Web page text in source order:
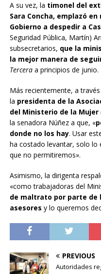
A su vez, la timonel del
Sara Concha, emplazó
Gobierno a despedir a
Seguridad Pública, Martín)
subsecretarios, que la
la mejor manera de
Tercera a principios de junio.
Más recientemente, a
la presidenta de la
del Ministerio de la Mujer
la senadora Núñez a que, «
donde no los hay. Usar
ha costado levantar, solo lo
que no permitiremos».
Asimismo, la dirigenta
«como trabajadoras del
de maltrato por parte de
asesores y lo queremos
PREVIOUS
Autoridades